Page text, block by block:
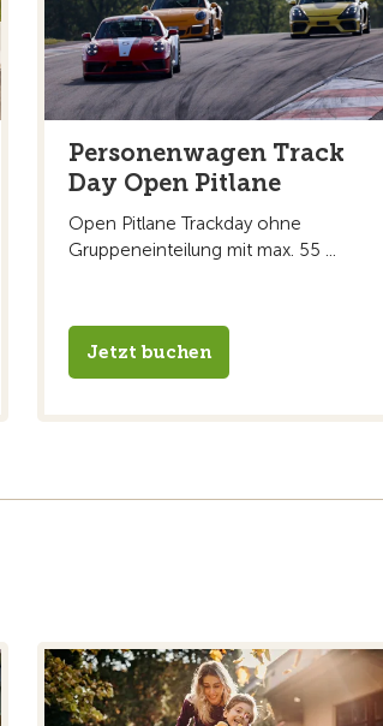
Personenwagen Track
Day Open Pitlane
Open Pitlane Trackday ohne
Gruppeneinteilung mit max. 55 ...
Jetzt buchen